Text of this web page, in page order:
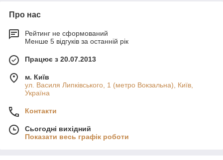
Про нас
Рейтинг не сформований
Менше 5 відгуків за останній рік
Працює з 20.07.2013
м. Київ
ул. Василя Липківського, 1 (метро Вокзальна), Київ,
Україна
Контакти
Сьогодні вихідний
Показати весь графік роботи